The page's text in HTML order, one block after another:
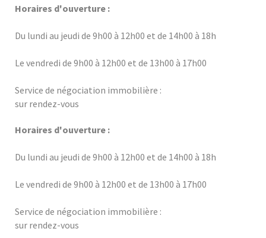
Horaires d'ouverture :
Du lundi au jeudi de 9h00 à 12h00 et de 14h00 à 18h
Le vendredi de 9h00 à 12h00 et de 13h00 à 17h00
Service de négociation immobilière :
sur rendez-vous
Horaires d'ouverture :
Du lundi au jeudi de 9h00 à 12h00 et de 14h00 à 18h
Le vendredi de 9h00 à 12h00 et de 13h00 à 17h00
Service de négociation immobilière :
sur rendez-vous